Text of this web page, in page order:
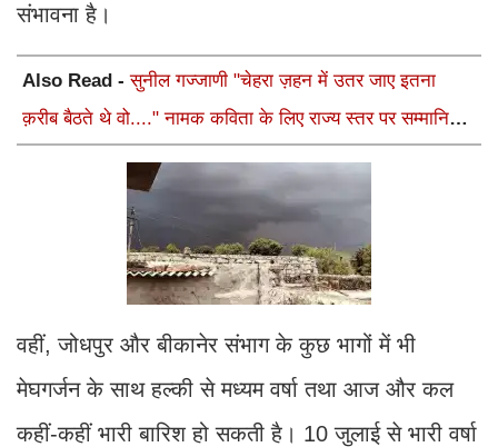
संभावना है।
Also Read -सुनील गज्जाणी "चेहरा ज़हन में उतर जाए इतना
क़रीब बैठते थे वो...." नामक कविता के लिए राज्य स्तर पर सम्मानित
वहीं, जोधपुर और बीकानेर संभाग के कुछ भागों में भी
मेघगर्जन के साथ हल्की से मध्यम वर्षा तथा आज और कल
कहीं-कहीं भारी बारिश हो सकती है। 10 जुलाई से भारी वर्षा